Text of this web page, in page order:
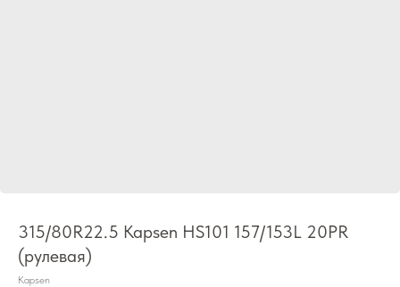
315/80R22.5 Kapsen HS101 157/153L 20PR
(рулевая)
Kapsen